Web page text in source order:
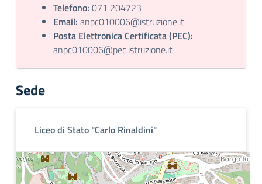
Telefono: 071 204723
Email: anpc010006@istruzione.it
Posta Elettronica Certificata (PEC):
anpc010006@pec.istruzione.it
Sede
Liceo di Stato "Carlo Rinaldini"